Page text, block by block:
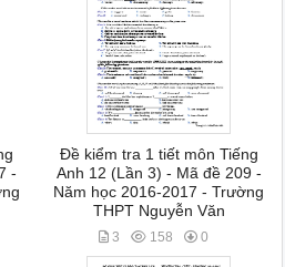
-
Đề kiểm tra 1 tiết môn Tiếng
Anh 12 (Lần 3) - Mã đề 209 -
Năm học 2016-2017 - Trường
THPT Nguyễn Văn
3 158 0